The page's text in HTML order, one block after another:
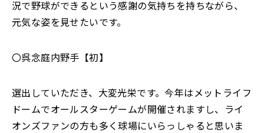
況で野球ができるという感謝の気持ちを持ちながら、
元気な姿を見せたいです。
〇呉念庭内野手【初】
選出していただき、大変光栄です。今年はメットライフ
ドームでオールスターゲームが開催されますし、ライ
オンズファンの方も多く球場にいらっしゃると思いま